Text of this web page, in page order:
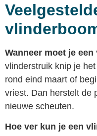
Wanneer moet je
vlinderstruik knip je
rond eind maart of
vriest. Dan herstelt de
nieuwe scheuten.
Hoe ver kun je een